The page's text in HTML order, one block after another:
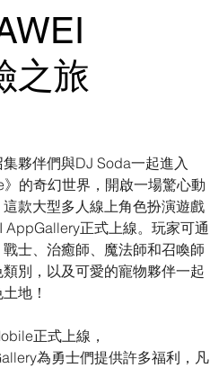
之旅
夥伴們與DJ Soda一起進入
》的奇幻世界，開啟一場驚心動
款大型多人線上角色扮演遊戲
AppGallery正式上線。玩家可通
士、治癒師、魔法師和召喚師
別，以及可愛的寵物夥伴一起
地！
正式上線，
為勇士們提供許多福利，凡